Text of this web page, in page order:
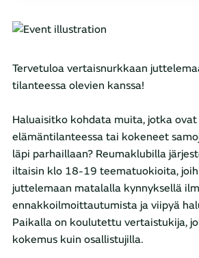
Tervetuloa vertaisnurkkaan
tilanteessa olevien kanssa!
Haluaisitko kohdata muita, jotka ovat
elämäntilanteessa tai kokeneet
läpi parhaillaan? Reumaklubilla
iltaisin klo 18-19 teematuokioita,
juttelemaan matalalla kynnyksellä
ennakkoilmoittautumista ja viipyä
Paikalla on koulutettu vertaistukija,
kokemus kuin osallistujilla.